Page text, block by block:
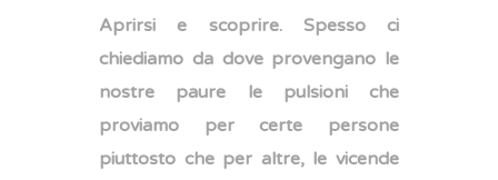
Aprirsi e scoprire. Spesso ci
chiediamo da dove provengano le
nostre paure le pulsioni che
proviamo per certe persone
piuttosto che per altre, le vicende